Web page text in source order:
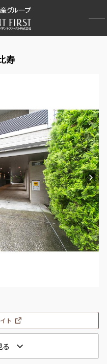
寿
ト